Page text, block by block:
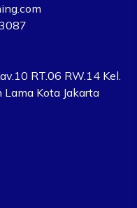
RT.06 RW.14 Kel.
Lama Kota Jakarta